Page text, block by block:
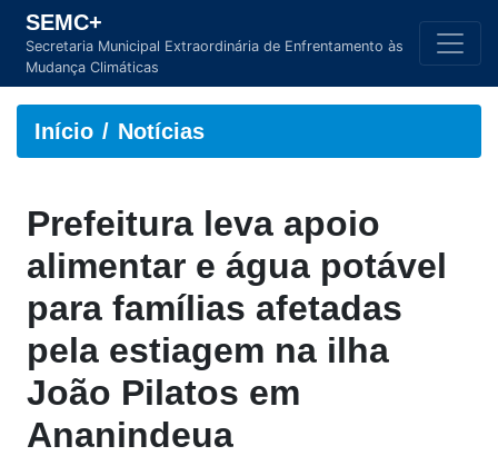
SEMC+
Secretaria Municipal Extraordinária de Enfrentamento às
Mudança Climáticas
Início Notícias
Prefeitura leva apoio
alimentar e água potável
para famílias afetadas
pela estiagem na ilha
João Pilatos em
Ananindeua